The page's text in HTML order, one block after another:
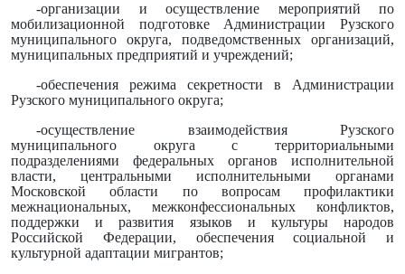
-организации и осуществление мероприятий по
мобилизационной подготовке Администрации Рузского
муниципального округа, подведомственных организаций,
муниципальных предприятий и учреждений;
-обеспечения режима секретности в Администрации
Рузского муниципального округа;
-осуществление взаимодействия Рузского
муниципального округа с территориальными
подразделениями федеральных органов исполнительной
власти, центральными исполнительными органами
Московской области по вопросам профилактики
межнациональных, межконфессиональных конфликтов,
поддержки и развития языков и культуры народов
Российской Федерации, обеспечения социальной и
культурной адаптации мигрантов;